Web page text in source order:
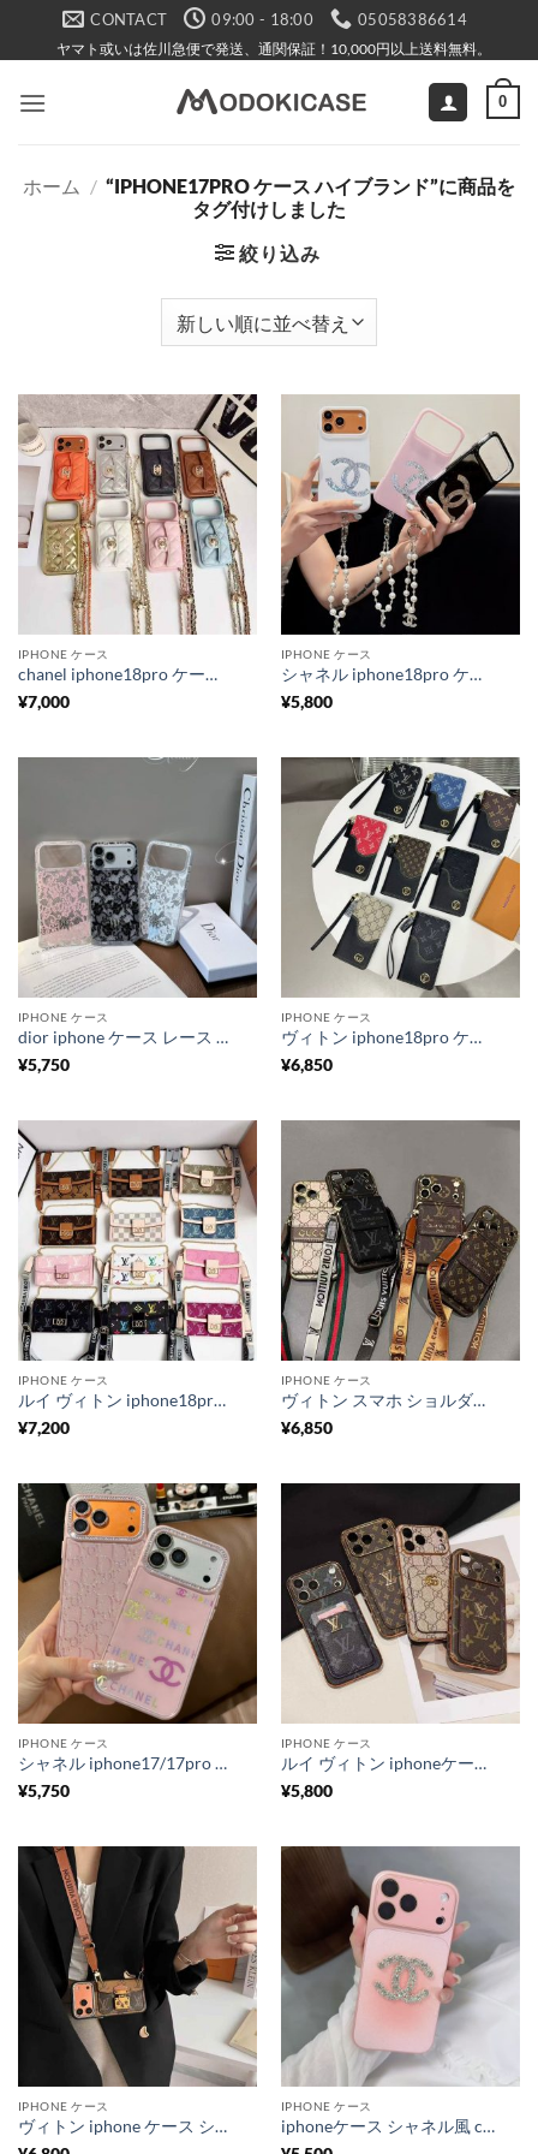
CONTACT 09:00 - 18:00 05058386614
ヤマト或いは佐川急便で発送、通関保証！10,000円以上送料無料。
0
ホーム / “IPHONE17PRO ケース ハイブランド”に商品を
タグ付けしました
絞り込み
IPHONE ケース
chanel iphone18pro ケース シャネル iphone17/17pro ケース ショルダー iphoneケース 斜めがけ ブランド iphone15/15pro/14 ケース ハイ ブランド 携帯ケース ブランド
¥7,000
IPHONE ケース
シャネル iphone18pro ケース iphoneケース 人気ブランド 女性 30代 スマホケース パール チェーン 付き iphone17/17proケース 可愛い ブランド iphone16/16promaxケース ハイ ブランド
¥5,800
IPHONE ケース
dior iphone ケース レース ディオール アイフォンケース 18プロ iphone17/17pro ケース ブランド レディース ハイブランド iphone16/15proケース カメラ保護リング 付き
¥5,750
IPHONE ケース
ヴィトン iphone18pro ケース 手帳型 iphone18pro ケース 手帳 型 ブランド ルイ ヴィトン スマホケース 手帳 型 スマホケース 手帳 型 大人 おしゃれ iphone17/16/15/14
¥6,850
IPHONE ケース
ルイ ヴィトン iphone18pro/17/17pro ケース 手帳 型 スマホケース 手帳型 ヴィトン風 iphoneケース 手帳型 ショルダー ブランド iphone16/16pro max/15/14 ケース 人気 ブランド 女性 30 代 ヴィトン 携帯 ケース 手帳 型
¥7,200
IPHONE ケース
ヴィトン スマホ ショルダー ケース カード 収納 ルイ ヴィトン iphone17/17pro ケース 2026 新作 スマホケース ショルダー 人気 ランキング iphone16/16promax/15/14ケース 斜めがけ ブランド
¥6,850
IPHONE ケース
シャネル iphone17/17pro ケース ガラス iphoneケース 人気ブランド 女子 スマホケース chanel iphone16/16promax ケース キラキラ ストーン アイフォン15/15プロケースブランド
¥5,750
IPHONE ケース
ルイ ヴィトン iphoneケース モノグラム ビィトン 携帯 ケース gucci iphone17/17pro ケース コピー ハイブランド iphoneケース iphone16/15/14/13ケース 大人可愛い ブランド
¥5,800
IPHONE ケース
ヴィトン iphone ケース ショルダー iphone17/17pro ケース ストラップ 付き ルイヴィトン iphoneケース メンズ/レディース スマホ ショルダー ハイ ブランド 2026 iphone ケース 斜めがけ
IPHONE ケース
iphoneケース シャネル風 chanel iphone17 /17proケース iphoneケース ハイブランド 女子 スマホケース デコ iphone16/16promaxケース カメラ保護